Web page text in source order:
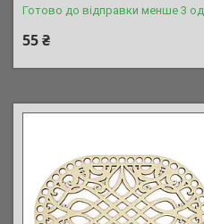
Готово до відправки менше 3 од.
55 ₴